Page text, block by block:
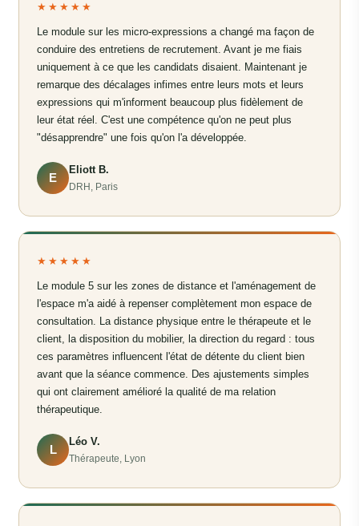
★★★★★
Le module sur les micro-expressions a changé ma façon de
conduire des entretiens de recrutement. Avant je me fiais
uniquement à ce que les candidats disaient. Maintenant je
remarque des décalages infimes entre leurs mots et leurs
expressions qui m'informent beaucoup plus fidèlement de
leur état réel. C'est une compétence qu'on ne peut plus
"désapprendre" une fois qu'on l'a développée.
E
Eliott B.
DRH, Paris
★★★★★
Le module 5 sur les zones de distance et l'aménagement de
l'espace m'a aidé à repenser complètement mon espace de
consultation. La distance physique entre le thérapeute et le
client, la disposition du mobilier, la direction du regard : tous
ces paramètres influencent l'état de détente du client bien
avant que la séance commence. Des ajustements simples
qui ont clairement amélioré la qualité de ma relation
thérapeutique.
L
Léo V.
Thérapeute, Lyon